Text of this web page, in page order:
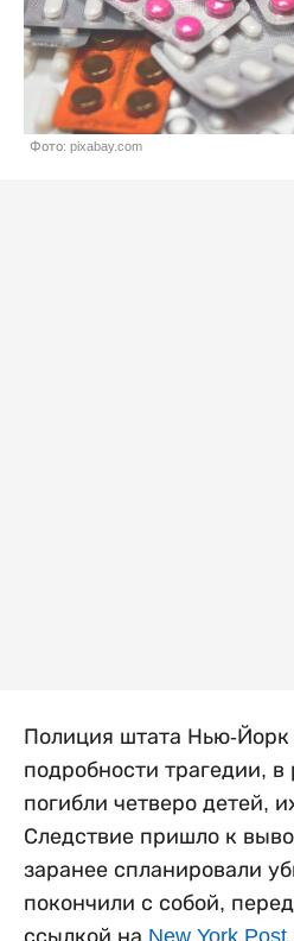
Фото: pixabay.com
Полиция штата Нью-
подробности трагедии, в
погибли четверо детей,
Следствие пришло к
заранее спланировали
покончили с собой,
ссылкой на New York Post.